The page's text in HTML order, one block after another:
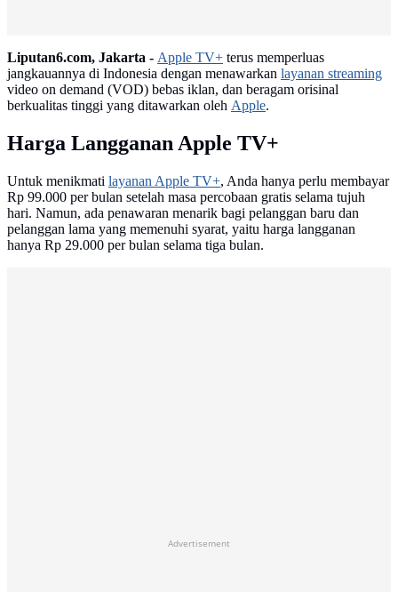
Liputan6.com, Jakarta - Apple TV+ terus memperluas
jangkauannya di Indonesia dengan menawarkan layanan streaming
video on demand (VOD) bebas iklan, dan beragam orisinal
berkualitas tinggi yang ditawarkan oleh Apple.
Harga Langganan Apple TV+
Untuk menikmati layanan Apple TV+, Anda hanya perlu membayar
Rp 99.000 per bulan setelah masa percobaan gratis selama tujuh
hari. Namun, ada penawaran menarik bagi pelanggan baru dan
pelanggan lama yang memenuhi syarat, yaitu harga langganan
hanya Rp 29.000 per bulan selama tiga bulan.
Advertisement